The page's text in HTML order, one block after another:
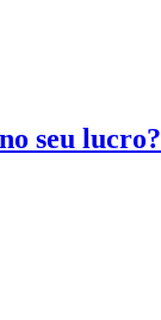
seu lucro?